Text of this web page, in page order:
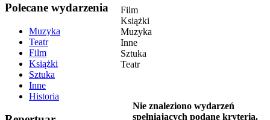
Polecane wydarzenia
Muzyka
Teatr
Film
Książki
Sztuka
Inne
Historia
Film
Książki
Muzyka
Inne
Sztuka
Teatr
Nie znaleziono wydarzeń
spełniających podane kryteria.